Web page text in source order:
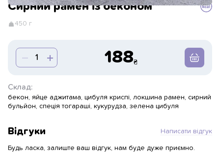
Сирний рамен із беконом
450 г
188
Склад:
бекон, яйце аджитама, цибуля криспі, локшина рамен, сирний
бульйон, спеція тогараші, кукурудза, зелена цибуля
Відгуки Написати відгук
Будь ласка, залиште ваш відгук, нам буде дуже приємно.